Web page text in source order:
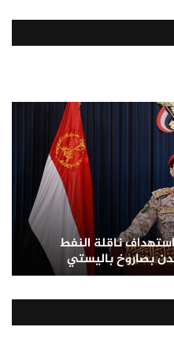
ناقلة النفط